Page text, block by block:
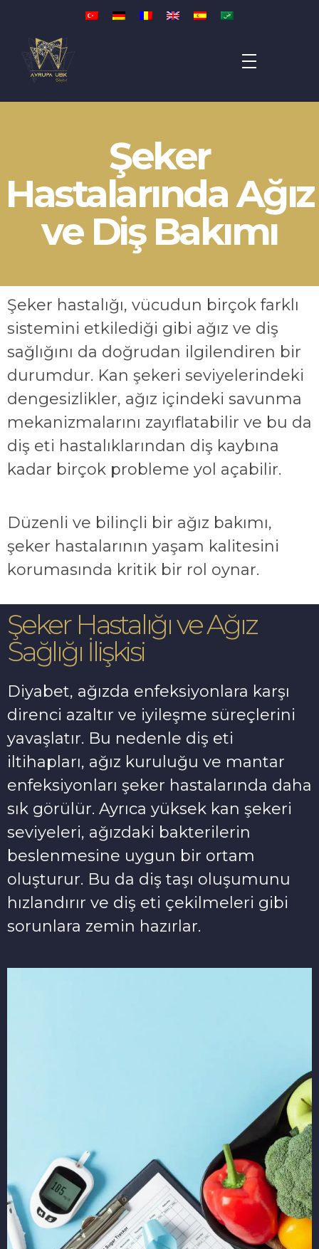
Şeker
Hastalarında Ağız
ve Diş Bakımı
Şeker hastalığı, vücudun birçok farklı
sistemini etkilediği gibi ağız ve diş
sağlığını da doğrudan ilgilendiren bir
durumdur. Kan şekeri seviyelerindeki
dengesizlikler, ağız içindeki savunma
mekanizmalarını zayıflatabilir ve bu da
diş eti hastalıklarından diş kaybına
kadar birçok probleme yol açabilir.
Düzenli ve bilinçli bir ağız bakımı,
şeker hastalarının yaşam kalitesini
korumasında kritik bir rol oynar.
Şeker Hastalığı ve Ağız
Sağlığı İlişkisi
Diyabet, ağızda enfeksiyonlara karşı
direnci azaltır ve iyileşme süreçlerini
yavaşlatır. Bu nedenle diş eti
iltihapları, ağız kuruluğu ve mantar
enfeksiyonları şeker hastalarında daha
sık görülür. Ayrıca yüksek kan şekeri
seviyeleri, ağızdaki bakterilerin
beslenmesine uygun bir ortam
oluşturur. Bu da diş taşı oluşumunu
hızlandırır ve diş eti çekilmeleri gibi
sorunlara zemin hazırlar.